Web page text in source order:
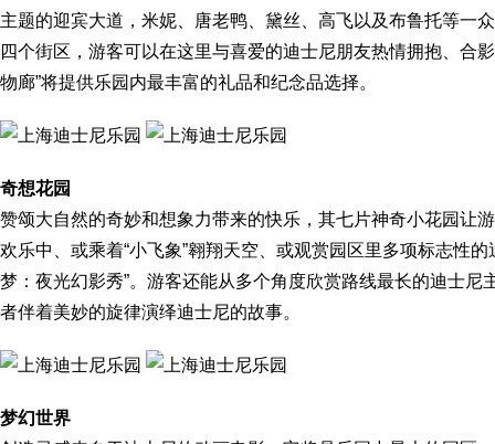
主题的迎宾大道，米妮、唐老鸭、黛丝、高飞以及布鲁托等一
四个街区，游客可以在这里与喜爱的迪士尼朋友热情拥抱、合
物廊”将提供乐园内最丰富的礼品和纪念品选择。
奇想花园
赞颂大自然的奇妙和想象力带来的快乐，其七片神奇小花园让
欢乐中、或乘着“小飞象”翱翔天空、或观赏园区里多项标志性
梦：夜光幻影秀”。游客还能从多个角度欣赏路线最长的迪士
者伴着美妙的旋律演绎迪士尼的故事。
梦幻世界